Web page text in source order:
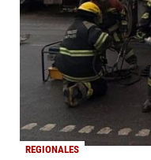
REGIONALES